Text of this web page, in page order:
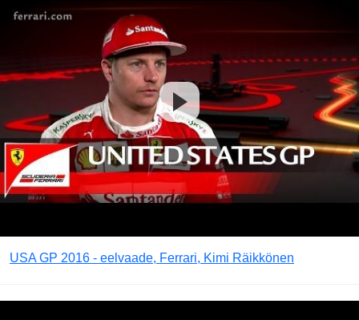
USA GP 2016 - eelvaade, Ferrari, Kimi Räikkönen